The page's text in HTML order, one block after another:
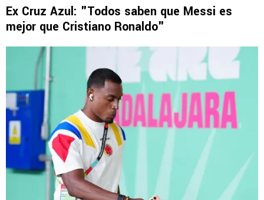
Ex Cruz Azul: "Todos saben que Messi es
mejor que Cristiano Ronaldo"